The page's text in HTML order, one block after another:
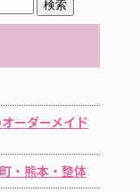
ーダーメイド
・熊本・整体